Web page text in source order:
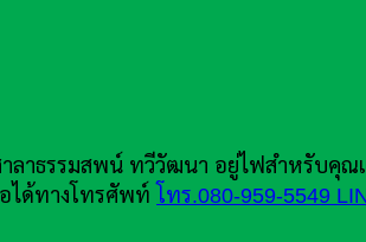
ลาธรรมสพน์ ทวีวัฒนา อยู่ไฟสำหรับคุ
ได้ทางโทรศัพท์ โทร.080-959-5549